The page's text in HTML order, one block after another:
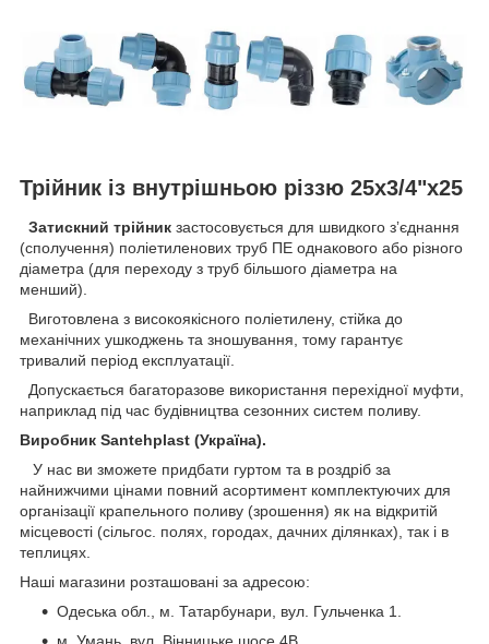
Трійник із внутрішньою різзю 25х3/4"х25
Затискний трійник застосовується для швидкого зʼєднання
(сполучення) поліетиленових труб ПЕ однакового або різного
діаметра (для переходу з труб більшого діаметра на
менший).
Виготовлена з високоякісного поліетилену, стійка до
механічних ушкоджень та зношування, тому гарантує
тривалий період експлуатації.
Допускається багаторазове використання перехідної муфти,
наприклад під час будівництва сезонних систем поливу.
Виробник Santehplast (Україна).
У нас ви зможете придбати гуртом та в роздріб за
найнижчими цінами повний асортимент комплектуючих для
організації крапельного поливу (зрошення) як на відкритій
місцевості (сільгос. полях, городах, дачних ділянках), так і в
теплицях.
Наші магазини розташовані за адресою:
Одеська обл., м. Татарбунари, вул. Гульченка 1.
м. Умань, вул. Вінницьке шосе 4В.